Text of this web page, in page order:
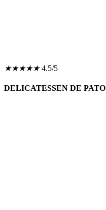
★★★★★ 4.5/5
DELICATESSEN DE PATO